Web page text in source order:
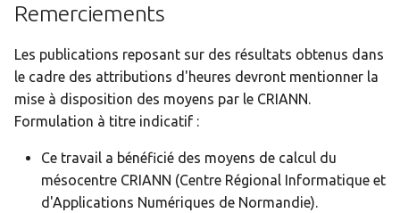
Remerciements
Les publications reposant sur des résultats obtenus dans
le cadre des attributions d'heures devront mentionner la
mise à disposition des moyens par le CRIANN.
Formulation à titre indicatif :
Ce travail a bénéficié des moyens de calcul du
mésocentre CRIANN (Centre Régional Informatique et
d'Applications Numériques de Normandie).